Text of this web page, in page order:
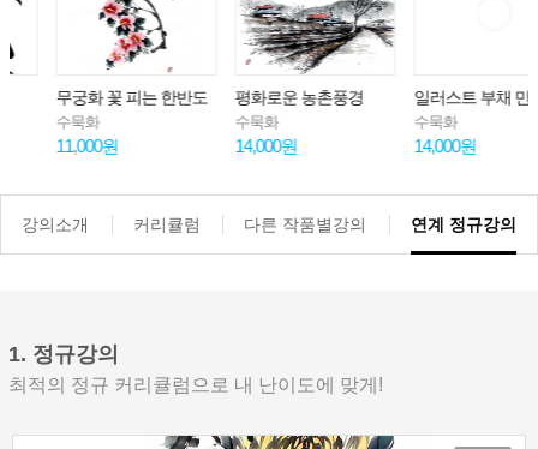
무궁화 꽃 피는 한반도
11,000원
평화로운 농촌풍경
14,000원
일러스트 부채 만들기
14,000원
강의소개 커리큘럼 다른 작품별강의 연계 정규강의
1. 정규강의
최적의 정규 커리큘럼으로 내 난이도에 맞게!